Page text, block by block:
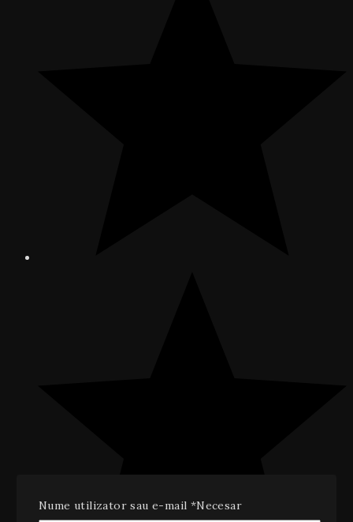
Nume utilizator sau e-mail *Necesar